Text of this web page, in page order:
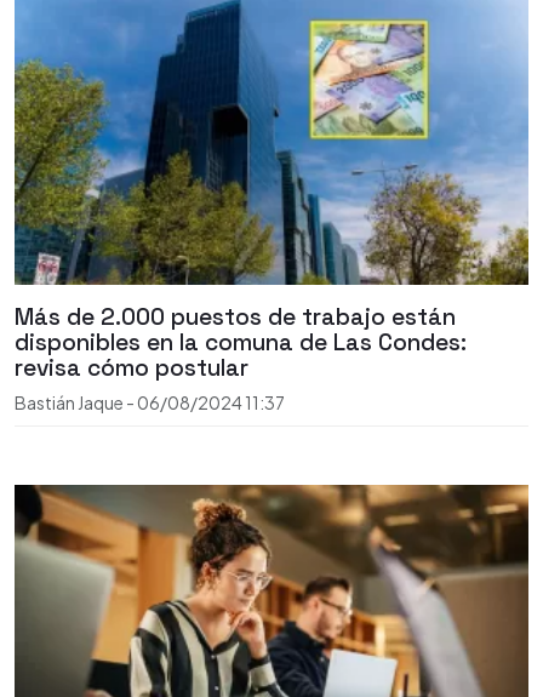
Más de 2.000 puestos de trabajo están
disponibles en la comuna de Las Condes:
revisa cómo postular
Bastián Jaque - 06/08/202411:37